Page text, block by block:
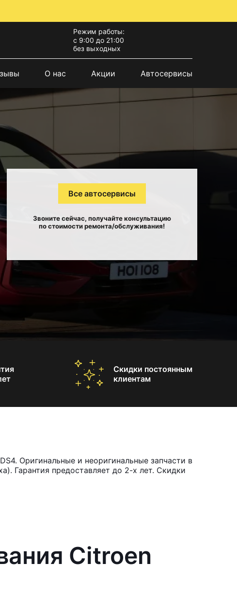
Режим работы:
с 9:00 до 21:00
без выходных
О нас Акции Автосервисы
Все автосервисы
Звоните сейчас, получайте консультацию
по стоимости ремонта/обслуживания!
Скидки постоянным
клиентам
Оригинальные и неоригинальные запчасти в
Гарантия предоставляет до 2-х лет. Скидки
Citroen